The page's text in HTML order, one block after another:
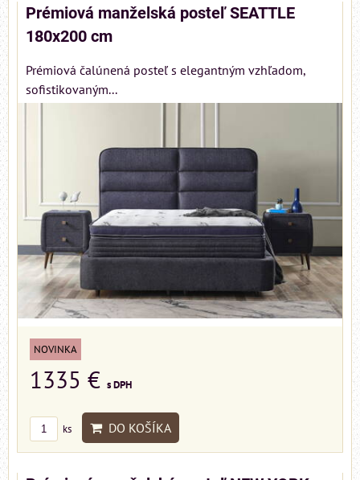
Prémiová manželská posteľ SEATTLE
180x200 cm
Prémiová čalúnená posteľ s elegantným vzhľadom,
sofistikovaným...
NOVINKA
1335 € s DPH
ks DO KOŠÍKA